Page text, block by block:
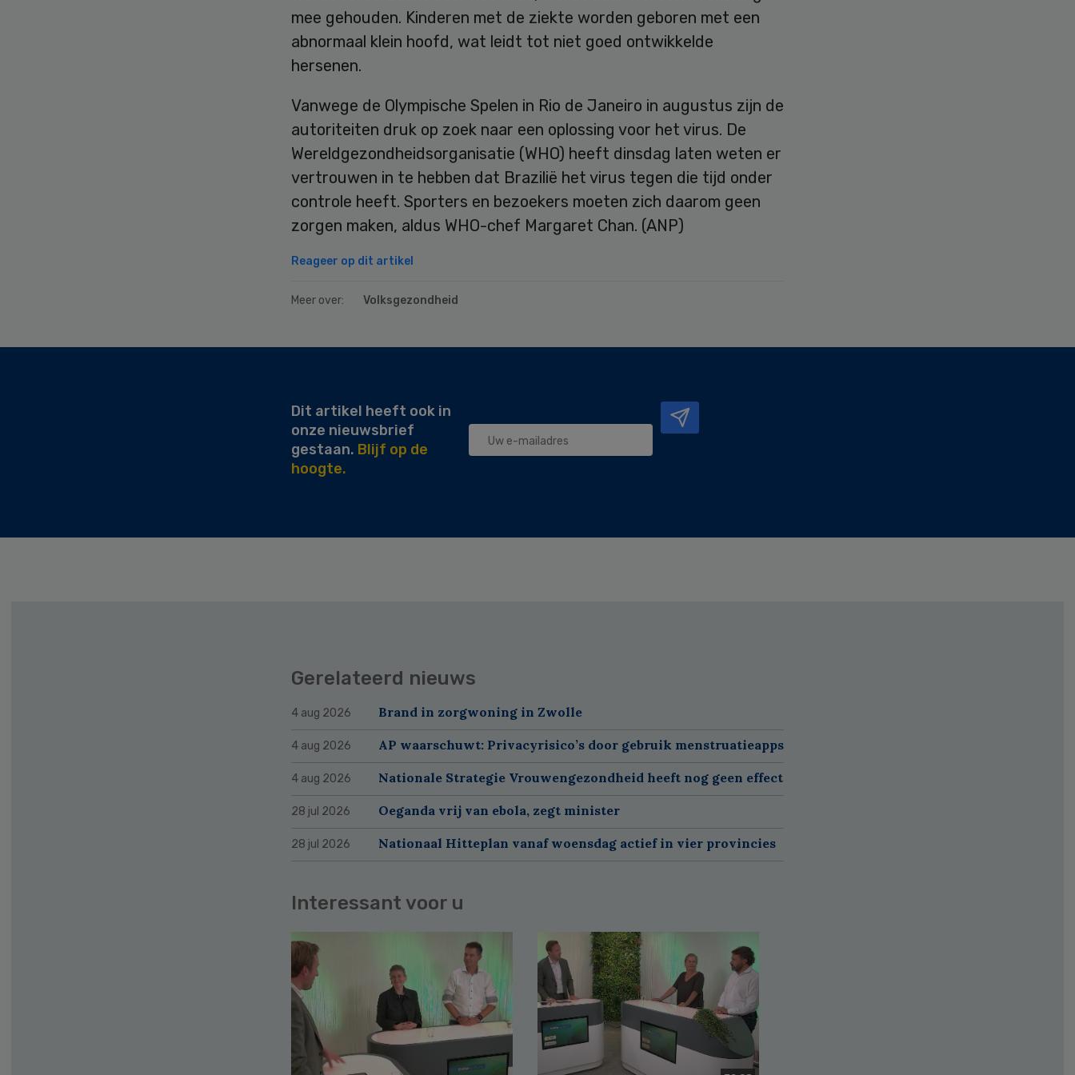
mee gehouden. Kinderen met de ziekte worden geboren met een
abnormaal klein hoofd, wat leidt tot niet goed ontwikkelde
hersenen.
Vanwege de Olympische Spelen in Rio de Janeiro in augustus zijn de
autoriteiten druk op zoek naar een oplossing voor het virus. De
Wereldgezondheidsorganisatie (WHO) heeft dinsdag laten weten er
vertrouwen in te hebben dat Brazilië het virus tegen die tijd onder
controle heeft. Sporters en bezoekers moeten zich daarom geen
zorgen maken, aldus WHO-chef Margaret Chan. (ANP)
Reageer op dit artikel
Meer over: Volksgezondheid
Dit artikel heeft ook in
onze nieuwsbrief
gestaan. Blijf op de
hoogte.
Gerelateerd nieuws
4 aug 2026 Brand in zorgwoning in Zwolle
4 aug 2026 AP waarschuwt: Privacyrisico’s door gebruik menstruatieapps
4 aug 2026 Nationale Strategie Vrouwengezondheid heeft nog geen effect
28 jul 2026 Oeganda vrij van ebola, zegt minister
28 jul 2026 Nationaal Hitteplan vanaf woensdag actief in vier provincies
Interessant voor u